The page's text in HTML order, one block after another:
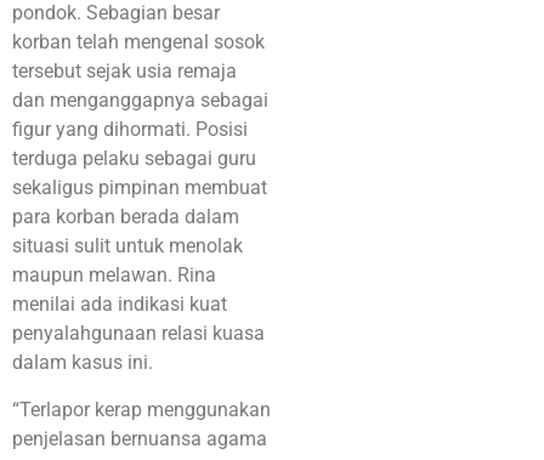
pondok. Sebagian besar
korban telah mengenal sosok
tersebut sejak usia remaja
dan menganggapnya sebagai
figur yang dihormati. Posisi
terduga pelaku sebagai guru
sekaligus pimpinan membuat
para korban berada dalam
situasi sulit untuk menolak
maupun melawan. Rina
menilai ada indikasi kuat
penyalahgunaan relasi kuasa
dalam kasus ini.
“Terlapor kerap menggunakan
penjelasan bernuansa agama